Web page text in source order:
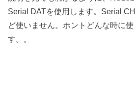
Serial DATを使用します。Serial
ど使いません。ホントどんな時に
す。。